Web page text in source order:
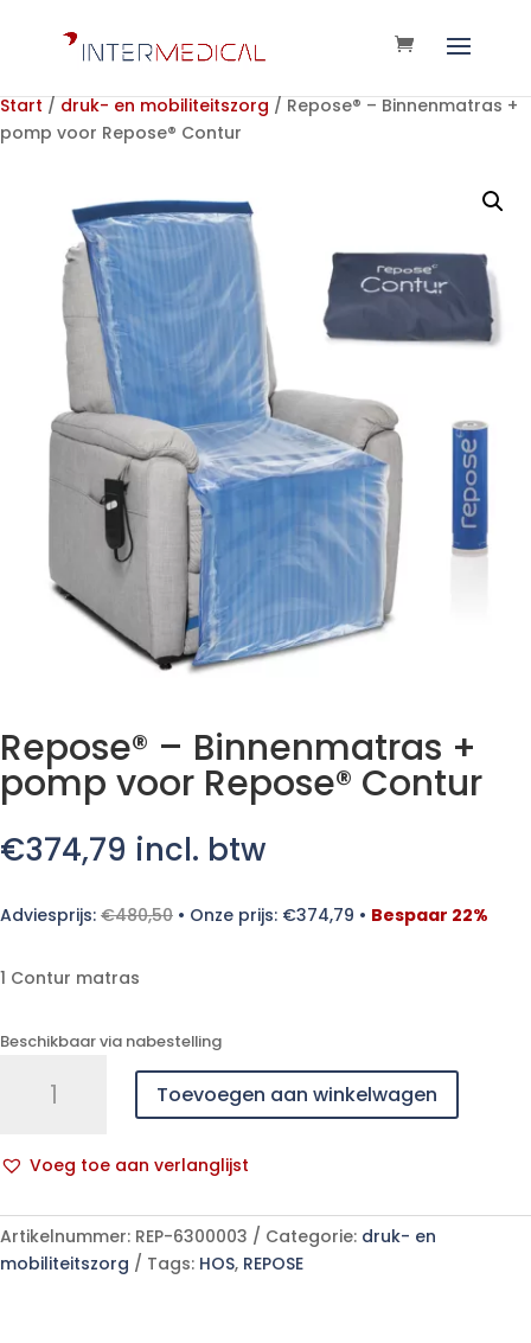
Start / druk- en mobiliteitszorg / Repose® – Binnenmatras +
pomp voor Repose® Contur
Repose® – Binnenmatras +
pomp voor Repose® Contur
€374,79 incl. btw
Adviesprijs: €480,50 • Onze prijs: €374,79 • Bespaar 22%
1 Contur matras
Beschikbaar via nabestelling
pomp
Repose®
Contur
Toevoegen aan winkelwagen
Voeg toe aan verlanglijst
l
t
e
Artikelnummer: REP-6300003 Categorie: druk- en
mobiliteitszorg
Tags: HOS, REPOSE